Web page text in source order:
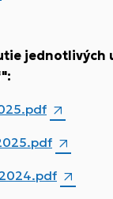
jednotlivých